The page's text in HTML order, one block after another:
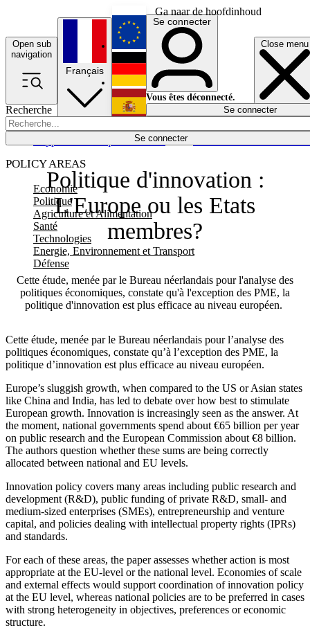
Ga naar de hoofdinhoud
Open sub
navigation
Close menu
Recherche
Se connecter
POLICY AREAS
Economie
Politique
Agriculture et Alimentation
Santé
Technologies
Energie, Environnement et Transport
Défense
Économie
Français
English
Deutsch
Español
Se connecter
Vous êtes déconnecté.
Se connecter
Politique d'innovation :
L'Europe ou les Etats
membres?
Cette étude, menée par le Bureau néerlandais pour l'analyse des
politiques économiques, constate qu'à l'exception des PME, la
politique d'innovation est plus efficace au niveau européen.
Cette étude, menée par le Bureau néerlandais pour l’analyse des
politiques économiques, constate qu’à l’exception des PME, la
politique d’innovation est plus efficace au niveau européen.
Europe’s sluggish growth, when compared to the US or Asian states
like China and India, has led to debate over how best to stimulate
European growth. Innovation is increasingly seen as the answer. At
the moment, national governments spend about €65 billion per year
on public research and the European Commission about €8 billion.
The authors question whether these sums are being correctly
allocated between national and EU levels.
Innovation policy covers many areas including public research and
development (R&D), public funding of private R&D, small- and
medium-sized enterprises (SMEs), entrepreneurship and venture
capital, and policies dealing with intellectual property rights (IPRs)
and standards.
For each of these areas, the paper assesses whether action is most
appropriate at the EU-level or the national level. Economies of scale
and external effects would support coordination of innovation policy
at the EU level, whereas national policies are to be preferred in cases
with strong heterogeneity in objectives, preferences or economic
structure.